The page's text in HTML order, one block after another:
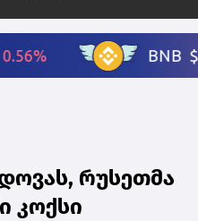
რუსეთმა
კოქსი